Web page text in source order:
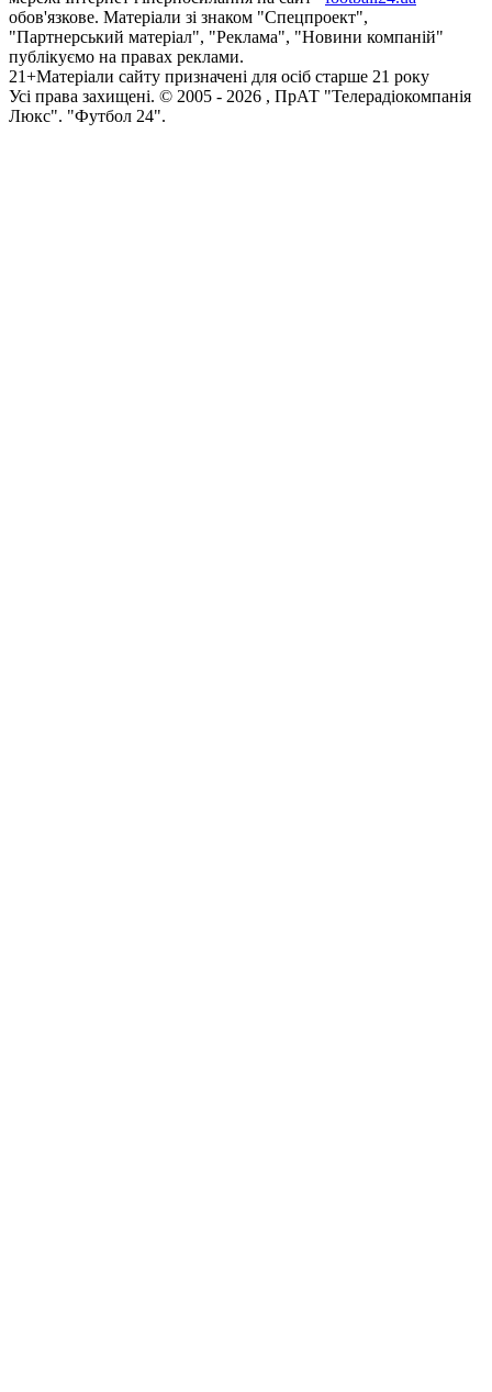
обов'язкове. Матеріали зі знаком "Спецпроект",
"Партнерський матеріал", "Реклама", "Новини компаній"
публікуємо на правах реклами.
21+Матеріали сайту призначені для осіб старше 21 року
Усi права захищенi. © 2005 - 2026 , ПрАТ "Телерадіокомпанія
Люкс". "Футбол 24".